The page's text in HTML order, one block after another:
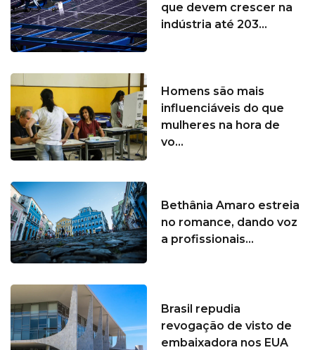
que devem crescer na
indústria até 203...
Homens são mais
influenciáveis do que
mulheres na hora de
vo...
Bethânia Amaro estreia
no romance, dando voz
a profissionais...
Brasil repudia
revogação de visto de
embaixadora nos EUA